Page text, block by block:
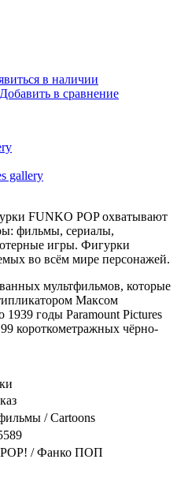
в наличии
Добавить в сравнение
gallery
FUNKO POP охватывают
фильмы, сериалы,
игры. Фигурки
во всём мире персонажей.
мультфильмов, которые
Максом
годы Paramount Pictures
короткометражных чёрно-
/ Cartoons
/ Фанко ПОП